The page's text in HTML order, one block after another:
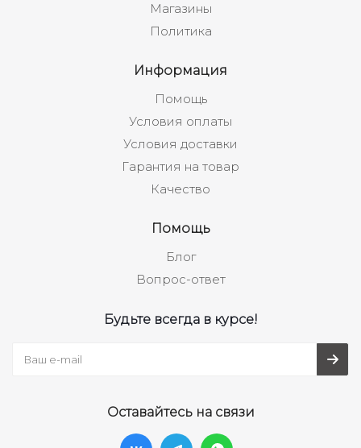
Магазины
Политика
Информация
Помощь
Условия оплаты
Условия доставки
Гарантия на товар
Качество
Помощь
Блог
Вопрос-ответ
Будьте всегда в курсе!
Оставайтесь на связи